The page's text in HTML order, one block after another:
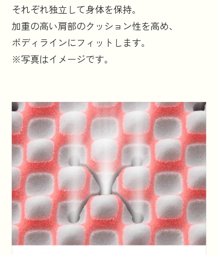
それぞれ独立して身体を保持。
加重の高い肩部のクッション性を高め、
ボディラインにフィットします。
※写真はイメージです。